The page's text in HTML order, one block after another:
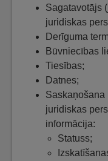
Sagatavotājs
juridiskas
Derīguma
Būvniecības
Tiesības;
Datnes;
Saskaņošana
juridiskas
informācija:
Statuss;